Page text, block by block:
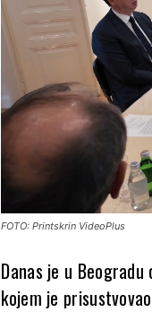
FOTO: Printskrin VideoPlus
Danas je u
kojem je